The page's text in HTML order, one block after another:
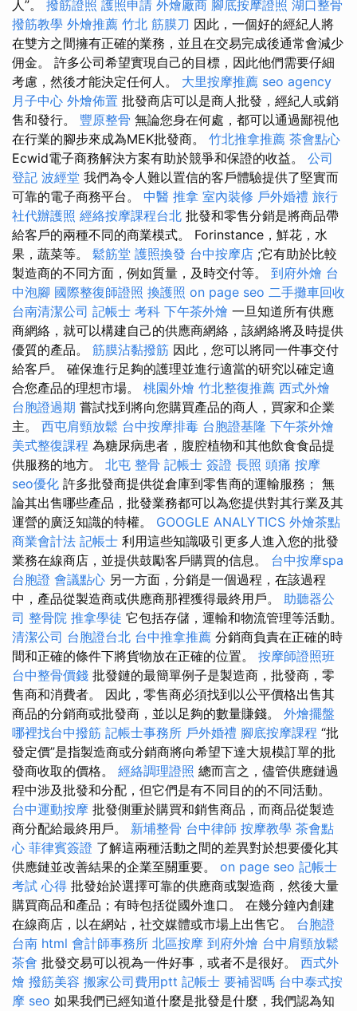
人”。 撥筋證照 護照申請 外燴廠商 腳底按摩證照 湖口整骨
撥筋教學 外燴推薦 竹北 筋膜刀 因此，一個好的經紀人將
在雙方之間擁有正確的業務，並且在交易完成後通常會減少
佣金。 許多公司希望實現自己的目標，因此他們需要仔細
考慮，然後才能決定任何人。 大里按摩推薦 seo agency
月子中心 外燴佈置 批發商店可以是商人批發，經紀人或銷
售和發行。 豐原整骨 無論您身在何處，都可以通過鄙視他
在行業的腳步來成為MEK批發商。 竹北推拿推薦 茶會點心
Ecwid電子商務解決方案有助於競爭和保證的收益。 公司
登記 波經堂 我們為令人難以置信的客戶體驗提供了堅實而
可靠的電子商務平台。 中醫 推拿 室內裝修 戶外婚禮 旅行
社代辦護照 經絡按摩課程台北 批發和零售分銷是將商品帶
給客戶的兩種不同的商業模式。 Forinstance，鮮花，水
果，蔬菜等。 鬆筋堂 護照換發 台中按摩店 ;它有助於比較
製造商的不同方面，例如質量，及時交付等。 到府外燴 台
中泡腳 國際整復師證照 換護照 on page seo 二手攤車回收
台南清潔公司 記帳士 考科 下午茶外燴 一旦知道所有供應
商網絡，就可以構建自己的供應商網絡，該網絡將及時提供
優質的產品。 筋膜沾黏撥筋 因此，您可以將同一件事交付
給客戶。 確保進行足夠的護理並進行適當的研究以確定適
合您產品的理想市場。 桃園外燴 竹北整復推薦 西式外燴
台胞證過期 嘗試找到將向您購買產品的商人，買家和企業
主。 西屯肩頸放鬆 台中按摩排毒 台胞證基隆 下午茶外燴
美式整復課程 為糖尿病患者，腹腔植物和其他飲食食品提
供服務的地方。 北屯 整骨 記帳士 簽證 長照 頭痛 按摩
seo優化 許多批發商提供從倉庫到零售商的運輸服務； 無
論其出售哪些產品，批發業務都可以為您提供對其行業及其
運營的廣泛知識的特權。 GOOGLE ANALYTICS 外燴茶點
商業會計法 記帳士 利用這些知識吸引更多人進入您的批發
業務在線商店，並提供鼓勵客戶購買的信息。 台中按摩spa
台胞證 會議點心 另一方面，分銷是一個過程，在該過程
中，產品從製造商或供應商那裡獲得最終用戶。 助聽器公
司 整骨院 推拿學徒 它包括存儲，運輸和物流管理等活動。
清潔公司 台胞證台北 台中推拿推薦 分銷商負責在正確的時
間和正確的條件下將貨物放在正確的位置。 按摩師證照班
台中整骨價錢 批發鏈的最簡單例子是製造商，批發商，零
售商和消費者。 因此，零售商必須找到以公平價格出售其
商品的分銷商或批發商，並以足夠的數量賺錢。 外燴擺盤
哪裡找台中撥筋 記帳士事務所 戶外婚禮 腳底按摩課程 “批
發定價”是指製造商或分銷商將向希望下達大規模訂單的批
發商收取的價格。 經絡調理證照 總而言之，儘管供應鏈過
程中涉及批發和分配，但它們是有不同目的的不同活動。
台中運動按摩 批發側重於購買和銷售商品，而商品從製造
商分配給最終用戶。 新埔整骨 台中律師 按摩教學 茶會點
心 菲律賓簽證 了解這兩種活動之間的差異對於想要優化其
供應鏈並改善結果的企業至關重要。 on page seo 記帳士
考試 心得 批發始於選擇可靠的供應商或製造商，然後大量
購買商品和產品；有時包括從國外進口。 在幾分鐘內創建
在線商店，以在網站，社交媒體或市場上出售它。 台胞證
台南 html 會計師事務所 北區按摩 到府外燴 台中肩頸放鬆
茶會 批發交易可以視為一件好事，或者不是很好。 西式外
燴 撥筋美容 搬家公司費用ptt 記帳士 要補習嗎 台中泰式按
摩 seo 如果我們已經知道什麼是批發是什麼，我們認為知